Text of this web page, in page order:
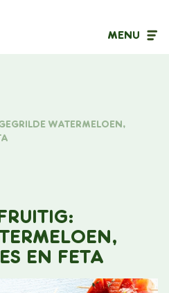
MENU
op
WATERMELOEN,
EN FETA